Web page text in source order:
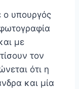
ο υπουργός
με
τον
ότι η
και μία